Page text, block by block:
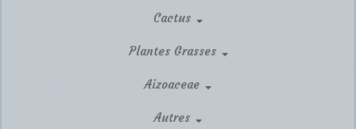
Cactus
Plantes Grasses
Aizoaceae
Autres